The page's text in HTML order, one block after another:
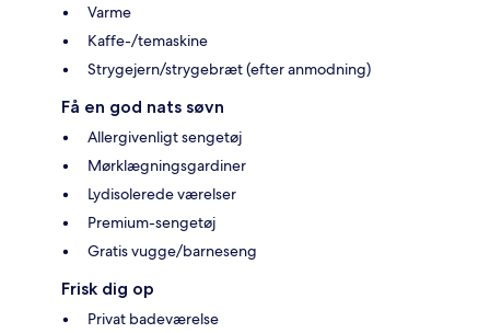
Varme
Kaffe-/temaskine
Strygejern/strygebræt (efter anmodning)
Få en god nats søvn
Allergivenligt sengetøj
Mørklægningsgardiner
Lydisolerede værelser
Premium-sengetøj
Gratis vugge/barneseng
Frisk dig op
Privat badeværelse